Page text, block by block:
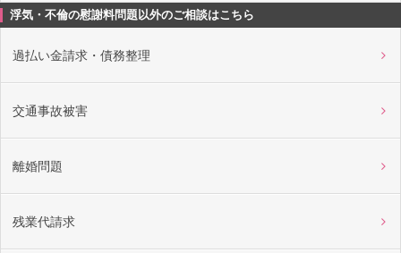
浮気・不倫の慰謝料問題以外のご相談はこちら
過払い金請求・債務整理
交通事故被害
離婚問題
残業代請求